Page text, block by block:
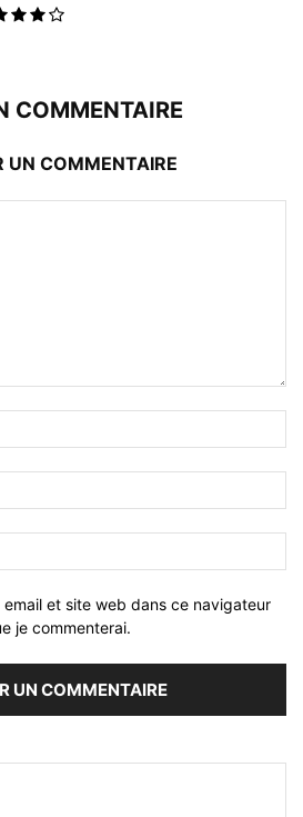
COMMENTAIRE
UN COMMENTAIRE
email et site web dans ce navigateur
je commenterai.